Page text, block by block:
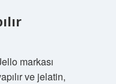
markası
ve jelatin,